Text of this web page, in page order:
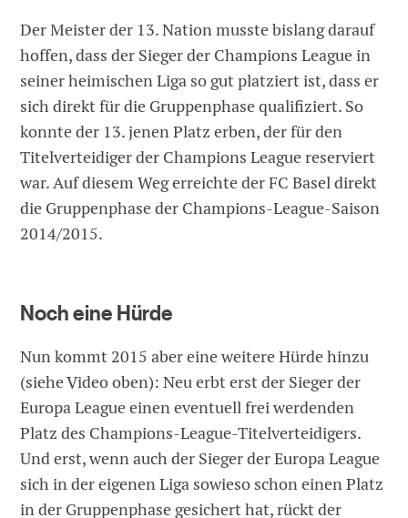
Der Meister der 13. Nation musste bislang darauf
hoffen, dass der Sieger der Champions League in
seiner heimischen Liga so gut platziert ist, dass er
sich direkt für die Gruppenphase qualifiziert. So
konnte der 13. jenen Platz erben, der für den
Titelverteidiger der Champions League reserviert
war. Auf diesem Weg erreichte der FC Basel direkt
die Gruppenphase der Champions-League-Saison
2014/2015.
Noch eine Hürde
Nun kommt 2015 aber eine weitere Hürde hinzu
(siehe Video oben): Neu erbt erst der Sieger der
Europa League einen eventuell frei werdenden
Platz des Champions-League-Titelverteidigers.
Und erst, wenn auch der Sieger der Europa League
sich in der eigenen Liga sowieso schon einen Platz
in der Gruppenphase gesichert hat, rückt der